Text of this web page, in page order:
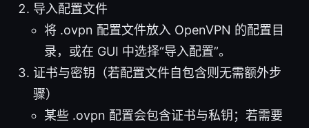
导入配置文件
将 .ovpn 配置文件放入 OpenVPN 的配置目
录，或在 GUI 中选择“导入配置”。
证书与密钥（若配置文件自包含则无需额外步
骤）
某些 .ovpn 配置会包含证书与私钥；若需要